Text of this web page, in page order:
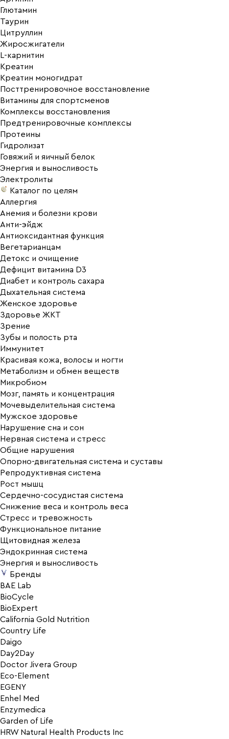
Глютамин
Таурин
Цитруллин
Жиросжигатели
L-карнитин
Креатин
Креатин моногидрат
Посттренировочное восстановление
Витамины для спортсменов
Комплексы восстановления
Предтренировочные комплексы
Протеины
Гидролизат
Говяжий и яичный белок
Энергия и выносливость
Электролиты
Каталог по целям
Аллергия
Анемия и болезни крови
Анти-эйдж
Антиоксидантная функция
Вегетарианцам
Детокс и очищение
Дефицит витамина D3
Диабет и контроль сахара
Дыхательная система
Женское здоровье
Здоровье ЖКТ
Зрение
Зубы и полость рта
Иммунитет
Красивая кожа, волосы и ногти
Метаболизм и обмен веществ
Микробиом
Мозг, память и концентрация
Мочевыделительная система
Мужское здоровье
Нарушение сна и сон
Нервная система и стресс
Общие нарушения
Опорно-двигательная система и суставы
Репродуктивная система
Рост мышц
Сердечно-сосудистая система
Снижение веса и контроль веса
Стресс и тревожность
Функциональное питание
Щитовидная железа
Эндокринная система
Энергия и выносливость
Бренды
BAE Lab
BioCycle
BioExpert
California Gold Nutrition
Country Life
Daigo
Day2Day
Doctor Jivera Group
Eco-Element
EGENY
Enhel Med
Enzymedica
Garden of Life
HRW Natural Health Products Inc